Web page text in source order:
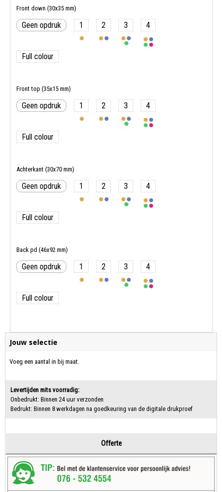
Front down (30x35 mm)
Geen opdruk 1 2 3 4
Full colour
Front top (35x15 mm)
Geen opdruk 1 2 3 4
Full colour
Achterkant (30x70 mm)
Geen opdruk 1 2 3 4
Full colour
Back pd (46x92 mm)
Geen opdruk 1 2 3 4
Full colour
Jouw selectie
Voeg een aantal in bij maat.
Levertijden mits voorradig:
Onbedrukt: Binnen 24 uur verzonden
Bedrukt: Binnen 8 werkdagen na goedkeuring van de digitale drukproef
Offerte